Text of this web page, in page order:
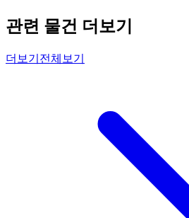
관련 물건 더보기
더보기 전체보기